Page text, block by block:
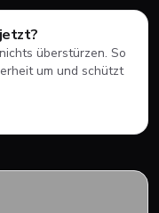
überstürzen. So
um und schützt